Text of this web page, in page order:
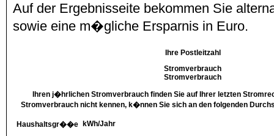
Auf der Ergebnisseite bekommen Sie
sowie eine m�gliche Ersparnis in Euro.
Ihre Postleitzahl
Stromverbrauch
Stromverbrauch
Ihren j�hrlichen Stromverbrauch finden Sie auf Ihrer letzten
Stromverbrauch nicht kennen, k�nnen Sie sich an den folgenden
Haushaltsgr��e
kWh/Jahr